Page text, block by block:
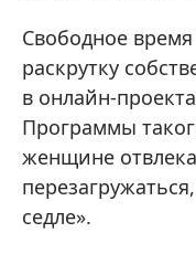
Свободное
раскрутку
в онлайн-
Программы
женщине
седле».